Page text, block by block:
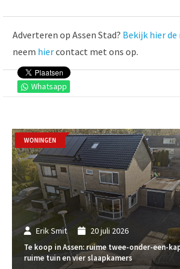
Whatsapp
Adverteren op Assen Stad? Bekijk hier
neem hiercontact met ons op.
Erik Smit 20 juli 2026
Te koop in Assen: ruime twee-onder-een-
ruime tuin en vier slaapkamers
WONINGEN